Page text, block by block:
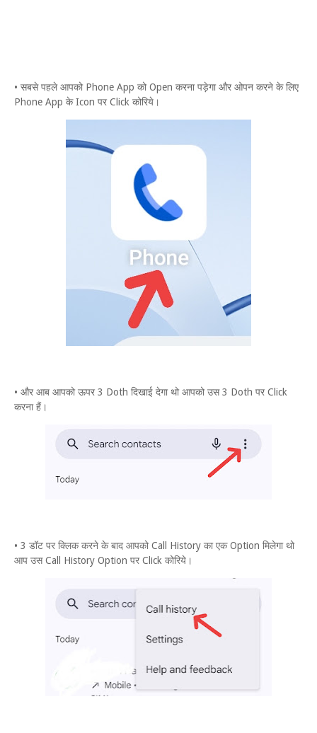
• सबसे पहले आपको Phone App को Open करना पड़ेगा और ओपन करने के लिए
Phone App के Icon पर Click कोरिये।
• और आब आपको ऊपर 3 Doth दिखाई देगा थो आपको उस 3 Doth पर Click
करना हैं।
• 3 डॉट पर क्लिक करने के बाद आपको Call History का एक Option मिलेगा थो
आप उस Call History Option पर Click कोरिये।